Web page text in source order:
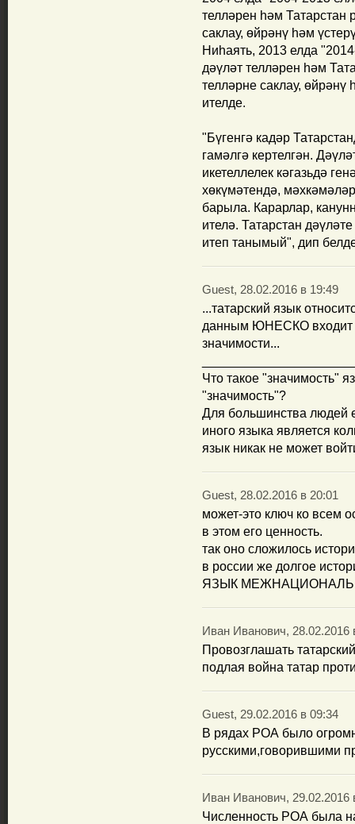
телләрен һәм Татарстан
саклау, өйрәнү һәм
Ниһаять, 2013 елда
дәүләт телләрен һәм
телләрне саклау, өйрәнү
ителде.
"Бүгенгә кадәр
гамәлгә кертелгән.
икетеллелек кәгазьдә
хөкүмәтендә,
барыла. Карарлар,
ителә. Татарстан
итеп танымый", дип
Guest, 28.02.2016 в 19:49
...татарский язык
данным ЮНЕСКО входит
значимости...
Что такое "значимость"
"значимость"?
Для большинства людей
иного языка является
язык никак не может
Guest, 28.02.2016 в 20:01
может-это ключ ко всем
в этом его ценность.
так оно сложилось
в россии же долгое
ЯЗЫК
Иван Иванович, 28.02.2016
Провозглашать
подлая война татар
Guest, 29.02.2016 в 09:34
В рядах РОА было
русскими,говорившими
Иван Иванович, 29.02.2016
Численность РОА была